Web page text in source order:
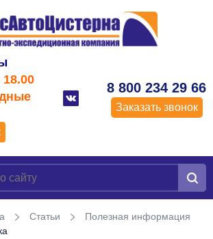
18.00
8 800 234 29 66
Заказать звонок
Статьи
Полезная информация